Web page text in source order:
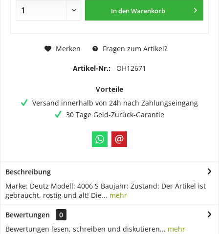
In denWarenkorb
Merken Fragen zum Artikel?
Artikel-Nr.: OH12671
Vorteile
Versand innerhalb von 24h nach Zahlungseingang
30 Tage Geld-Zurück-Garantie
Beschreibung
Marke: Deutz Modell: 4006 S Baujahr: Zustand: Der Artikel ist
gebraucht, rostig und alt! Die... mehr
Bewertungen
0
Bewertungen lesen, schreiben und diskutieren... mehr